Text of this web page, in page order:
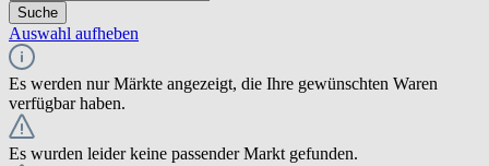
Suche
Auswahl aufheben
Es werden nur Märkte angezeigt, die Ihre gewünschten Waren
verfügbar haben.
Es wurden leider keine passender Markt gefunden.